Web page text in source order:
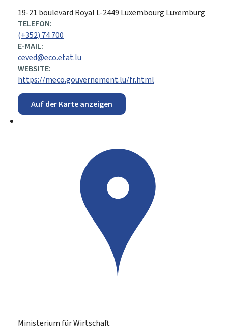
ADRESSE:
19-21 boulevard Royal L-2449 Luxembourg Luxemburg
TELEFON:
(+352) 74 700
E-MAIL:
ceved@eco.etat.lu
WEBSITE:
https://meco.gouvernement.lu/fr.html
Auf der Karte anzeigen
Ministerium für Wirtschaft